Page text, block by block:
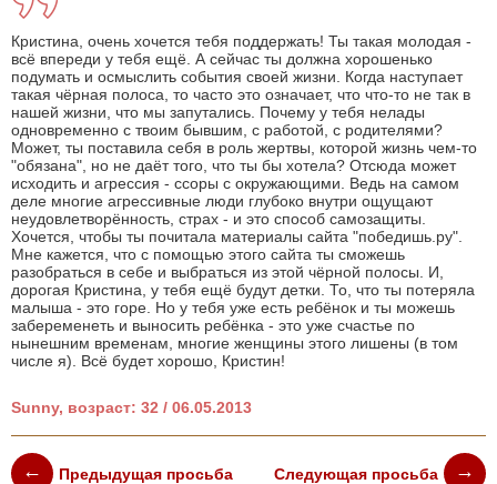
Кристина, очень хочется тебя поддержать! Ты такая молодая -
всё впереди у тебя ещё. А сейчас ты должна хорошенько
подумать и осмыслить события своей жизни. Когда наступает
такая чёрная полоса, то часто это означает, что что-то не так в
нашей жизни, что мы запутались. Почему у тебя нелады
одновременно с твоим бывшим, с работой, с родителями?
Может, ты поставила себя в роль жертвы, которой жизнь чем-то
"обязана", но не даёт того, что ты бы хотела? Отсюда может
исходить и агрессия - ссоры с окружающими. Ведь на самом
деле многие агрессивные люди глубоко внутри ощущают
неудовлетворённость, страх - и это способ самозащиты.
Хочется, чтобы ты почитала материалы сайта "победишь.ру".
Мне кажется, что с помощью этого сайта ты сможешь
разобраться в себе и выбраться из этой чёрной полосы. И,
дорогая Кристина, у тебя ещё будут детки. То, что ты потеряла
малыша - это горе. Но у тебя уже есть ребёнок и ты можешь
забеременеть и выносить ребёнка - это уже счастье по
нынешним временам, многие женщины этого лишены (в том
числе я). Всё будет хорошо, Кристин!
Sunny, возраст: 32 / 06.05.2013
Предыдущая просьба Следующая просьба